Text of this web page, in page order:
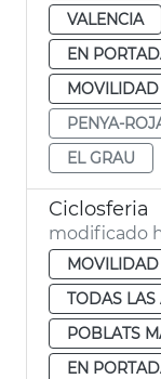
VALENCIA
EN
MOVILIDAD
PENYA-
EL GRAU
Ciclosferia
modificado
MOVILIDAD
TODAS LAS
POBLATS
EN